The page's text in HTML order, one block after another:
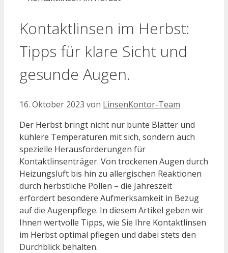
Kontaktlinsen im Herbst:
Tipps für klare Sicht und
gesunde Augen.
16. Oktober 2023 von LinsenKontor-Team
Der Herbst bringt nicht nur bunte Blätter und
kühlere Temperaturen mit sich, sondern auch
spezielle Herausforderungen für
Kontaktlinsenträger. Von trockenen Augen durch
Heizungsluft bis hin zu allergischen Reaktionen
durch herbstliche Pollen – die Jahreszeit
erfordert besondere Aufmerksamkeit in Bezug
auf die Augenpflege. In diesem Artikel geben wir
Ihnen wertvolle Tipps, wie Sie Ihre Kontaktlinsen
im Herbst optimal pflegen und dabei stets den
Durchblick behalten.